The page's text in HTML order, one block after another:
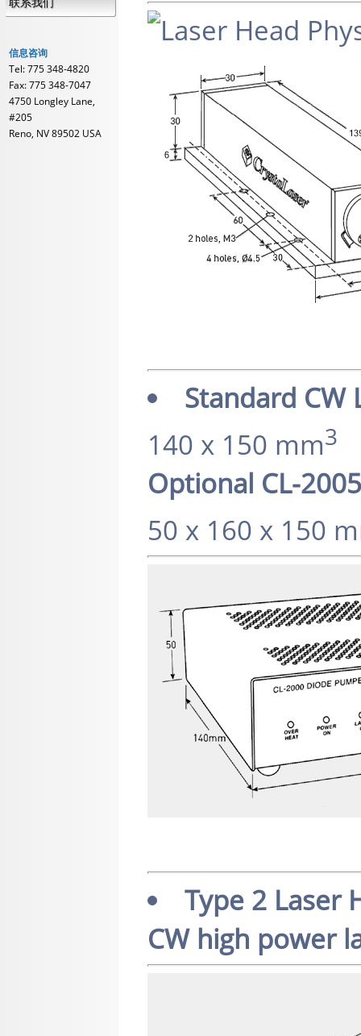
信息咨询
Tel: 775 348-4820
Fax: 775 348-7047
4750 Longley Lane,
#205
Reno, NV 89502 USA
Standard CW
140 x 150 mm3
Optional CL-
50 x 160 x 150
Type 2 Laser
CW high power